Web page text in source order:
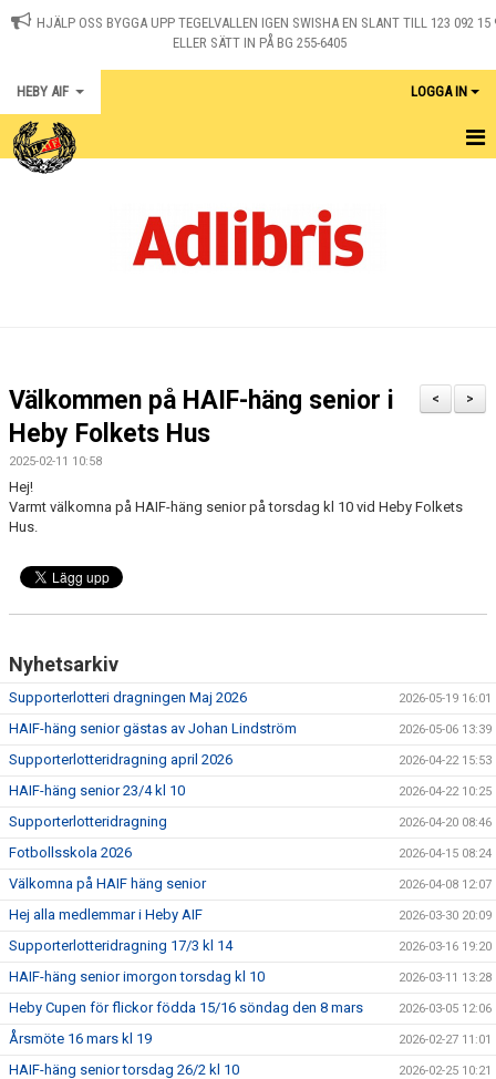
HJÄLP OSS BYGGA UPP TEGELVALLEN IGEN SWISHA EN SLANT TILL 123 092 15
ELLER SÄTT IN PÅ BG 255-6405
HEBY AIF LOGGA IN
KALENDER
DOKUMENT
VÅRA LAG
KLUBBKLÄDER
ÖVERSVÄMNINGEN
TEGELVALLEN 2.0
>
<
Välkommen på HAIF-häng senior i
Heby Folkets Hus
2025-02-11 10:58
Hej!
Varmt välkomna på HAIF-häng senior på torsdag kl 10 vid Heby Folkets
Hus.
Nyhetsarkiv
Supporterlotteri dragningen Maj 2026 2026-05-19 16:01
HAIF-häng senior gästas av Johan Lindström 2026-05-06 13:39
Supporterlotteridragning april 2026 2026-04-22 15:53
HAIF-häng senior 23/4 kl 10 2026-04-22 10:25
Supporterlotteridragning 2026-04-20 08:46
Fotbollsskola 2026 2026-04-15 08:24
Välkomna på HAIF häng senior 2026-04-08 12:07
Hej alla medlemmar i Heby AIF 2026-03-30 20:09
Supporterlotteridragning 17/3 kl 14 2026-03-16 19:20
HAIF-häng senior imorgon torsdag kl 10 2026-03-11 13:28
Heby Cupen för flickor födda 15/16 söndag den 8 mars 2026-03-05 12:06
Årsmöte 16 mars kl 19 2026-02-27 11:01
HAIF-häng senior torsdag 26/2 kl 10 2026-02-25 10:21